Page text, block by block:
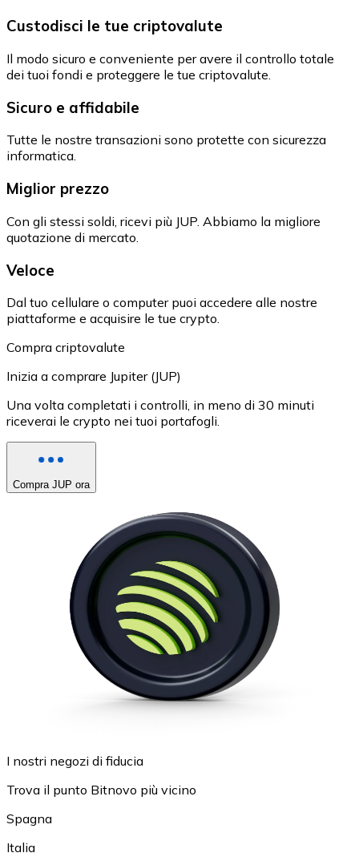
Custodisci le tue criptovalute
Il modo sicuro e conveniente per avere il controllo totale
dei tuoi fondi e proteggere le tue criptovalute.
Sicuro e affidabile
Tutte le nostre transazioni sono protette con sicurezza
informatica.
Miglior prezzo
Con gli stessi soldi, ricevi più JUP. Abbiamo la migliore
quotazione di mercato.
Veloce
Dal tuo cellulare o computer puoi accedere alle nostre
piattaforme e acquisire le tue crypto.
Compra criptovalute
Inizia a comprare Jupiter (JUP)
Una volta completati i controlli, in meno di 30 minuti
riceverai le crypto nei tuoi portafogli.
Compra JUP ora
I nostri negozi di fiducia
Trova il punto Bitnovo più vicino
Spagna
Italia